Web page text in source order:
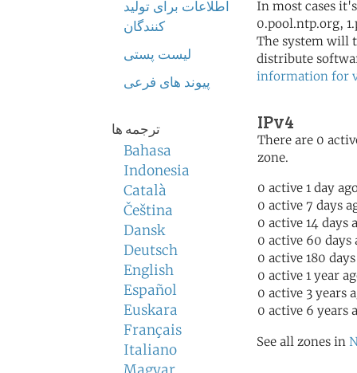
اطلاعات برای تولید
کنندگان
لیست پستی
پیوند های فرعی
ترجمه ها
Bahasa
Indonesia
Català
Čeština
Dansk
Deutsch
English
Español
Euskara
Français
Italiano
In most cases
0.pool.ntp.org,
The system will
distribute
information for
IPv4
There are 0
zone.
0 active 1 day
0 active 7 days
0 active 14 days
0 active 60 days
0 active 180
0 active 1 year
0 active 3 years
0 active 6 years
See all zones in